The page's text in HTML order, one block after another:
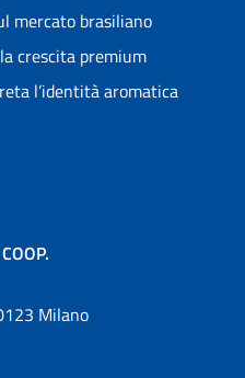
mercato brasiliano
crescita premium
l’identità aromatica
Milano